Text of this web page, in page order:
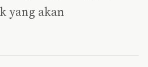
yang akan